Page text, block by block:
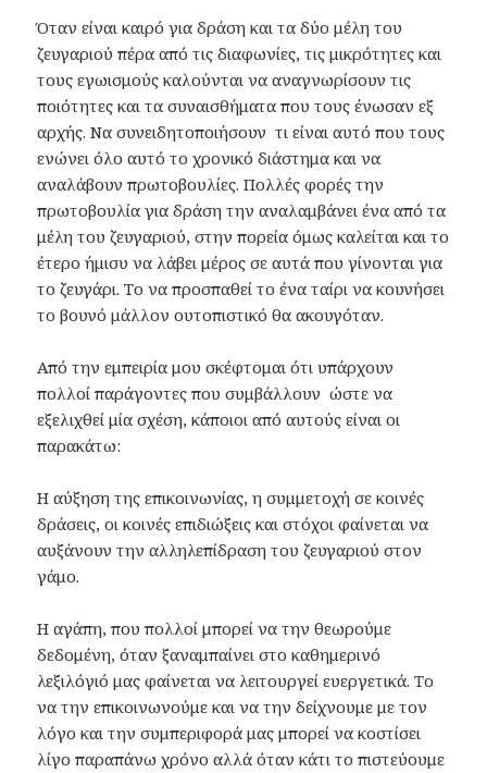
Όταν είναι καιρό για δράση και τα δύο μέλη του
ζευγαριού πέρα από τις διαφωνίες, τις μικρότητες και
τους εγωισμούς καλούνται να αναγνωρίσουν τις
ποιότητες και τα συναισθήματα που τους ένωσαν εξ
αρχής. Να συνειδητοποιήσουν τι είναι αυτό που τους
ενώνει όλο αυτό το χρονικό διάστημα και να
αναλάβουν πρωτοβουλίες. Πολλές φορές την
πρωτοβουλία για δράση την αναλαμβάνει ένα από τα
μέλη του ζευγαριού, στην πορεία όμως καλείται και το
έτερο ήμισυ να λάβει μέρος σε αυτά που γίνονται για
το ζευγάρι. Το να προσπαθεί το ένα ταίρι να κουνήσει
το βουνό μάλλον ουτοπιστικό θα ακουγόταν.
Από την εμπειρία μου σκέφτομαι ότι υπάρχουν
πολλοί παράγοντες που συμβάλλουν ώστε να
εξελιχθεί μία σχέση, κάποιοι από αυτούς είναι οι
παρακάτω:
Η αύξηση της επικοινωνίας, η συμμετοχή σε κοινές
δράσεις, οι κοινές επιδιώξεις και στόχοι φαίνεται να
αυξάνουν την αλληλεπίδραση του ζευγαριού στον
γάμο.
Η αγάπη, που πολλοί μπορεί να την θεωρούμε
δεδομένη, όταν ξαναμπαίνει στο καθημερινό
λεξιλόγιό μας φαίνεται να λειτουργεί ευεργετικά. Το
να την επικοινωνούμε και να την δείχνουμε με τον
λόγο και την συμπεριφορά μας μπορεί να κοστίσει
λίγο παραπάνω χρόνο αλλά όταν κάτι το πιστεύουμε